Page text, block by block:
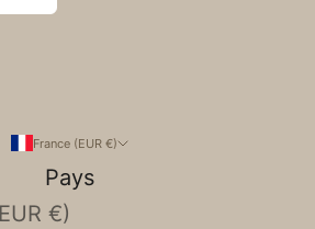
France (EUR €)
Pays
Albanie (EUR €)